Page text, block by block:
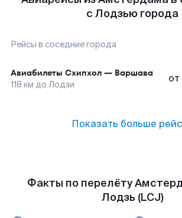
с Лодзью города
Рейсы в соседние города
Авиабилеты Схипхол — Варшава
118 км до Лодзи от
Показать больше
Факты по перелёту
Лодзь (LCJ)